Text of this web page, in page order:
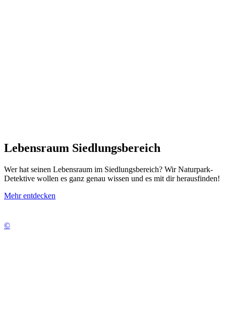
Lebensraum Siedlungsbereich
Wer hat seinen Lebensraum im Siedlungsbereich? Wir Naturpark-
Detektive wollen es ganz genau wissen und es mit dir herausfinden!
Mehr entdecken
©